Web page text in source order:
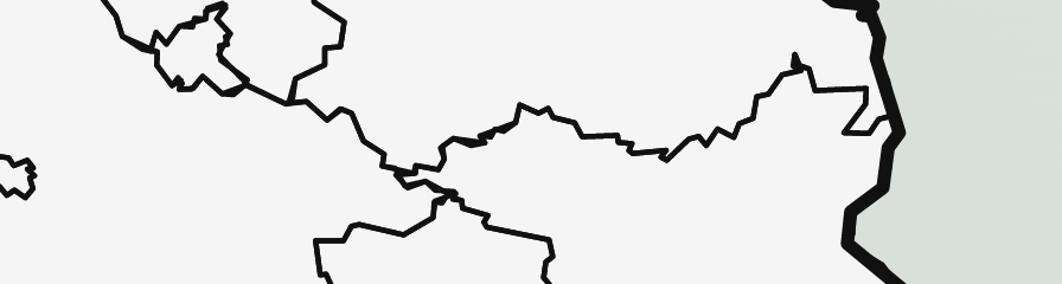
in 30 Sekunden zu einem Pflegeplatz
bei Ihnen.